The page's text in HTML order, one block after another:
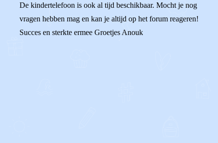
De kindertelefoon is ook al tijd beschikbaar. Mocht je nog
vragen hebben mag en kan je altijd op het forum reageren!
Succes en sterkte ermee Groetjes Anouk